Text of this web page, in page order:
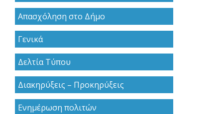
Απασχόληση στο Δήμο
Γενικά
Δελτία Τύπου
Διακηρύξεις – Προκηρύξεις
Ενημέρωση πολιτών